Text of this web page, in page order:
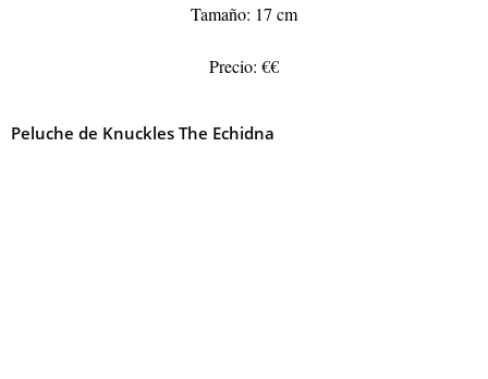
Tamaño: 17 cm
Precio: €€
Peluche de Knuckles The Echidna